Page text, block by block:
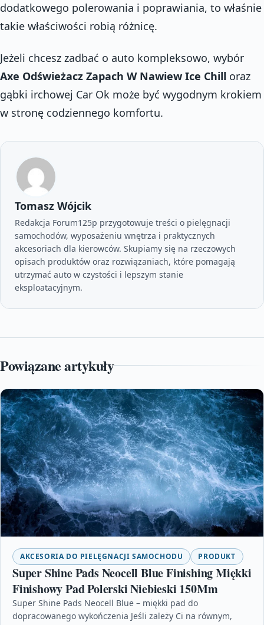
dodatkowego polerowania i poprawiania, to właśnie
takie właściwości robią różnicę.
Jeżeli chcesz zadbać o auto kompleksowo, wybór
Axe Odświeżacz Zapach W Nawiew Ice Chill oraz
gąbki irchowej Car Ok może być wygodnym krokiem
w stronę codziennego komfortu.
Tomasz Wójcik
Redakcja Forum125p przygotowuje treści o pielęgnacji
samochodów, wyposażeniu wnętrza i praktycznych
akcesoriach dla kierowców. Skupiamy się na rzeczowych
opisach produktów oraz rozwiązaniach, które pomagają
utrzymać auto w czystości i lepszym stanie
eksploatacyjnym.
Powiązane artykuły
AKCESORIA DO PIELĘGNACJI SAMOCHODU PRODUKT
Super Shine Pads Neocell Blue Finishing Miękki
Finishowy Pad Polerski Niebieski 150Mm
Super Shine Pads Neocell Blue – miękki pad do
dopracowanego wykończenia Jeśli zależy Ci na równym,